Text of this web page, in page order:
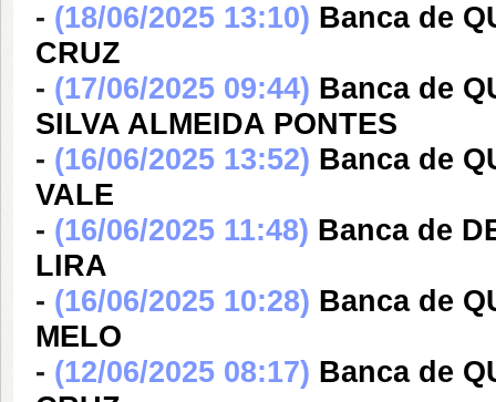
- (18/06/2025 13:10) Banca de
CRUZ
- (17/06/2025 09:44) Banca de
SILVA ALMEIDA PONTES
- (16/06/2025 13:52) Banca de
VALE
- (16/06/2025 11:48) Banca de
LIRA
- (16/06/2025 10:28) Banca de
MELO
- (12/06/2025 08:17) Banca de